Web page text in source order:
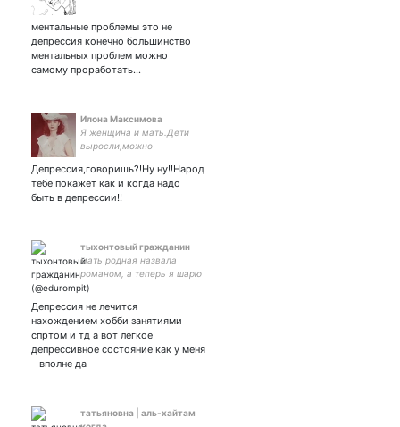
ментальные проблемы это не
депрессия конечно большинство
ментальных проблем можно
самому проработать…
Илона Максимова
Я женщина и мать.Дети
выросли,можно
Депрессия,говоришь?!Ну ну!!Народ
тебе покажет как и когда надо
быть в депрессии!!
тыхонтовый гражданин
мать родная назвала
романом, а теперь я шарю
за фандомы (рурэп,
#взаимный
Депрессия не лечится
нахождением хобби занятиями
спртом и тд а вот легкое
депрессивное состояние как у меня
– вполне да
татьяновнa | аль-хайтам